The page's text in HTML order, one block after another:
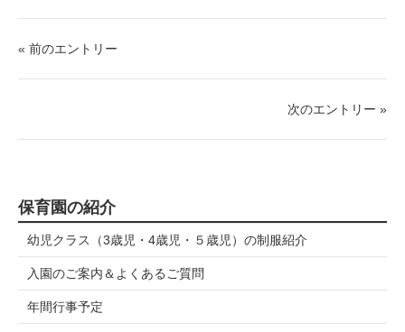
« 前のエントリー
次のエントリー »
保育園の紹介
幼児クラス（3歳児・4歳児・５歳児）の制服紹介
入園のご案内＆よくあるご質問
年間行事予定